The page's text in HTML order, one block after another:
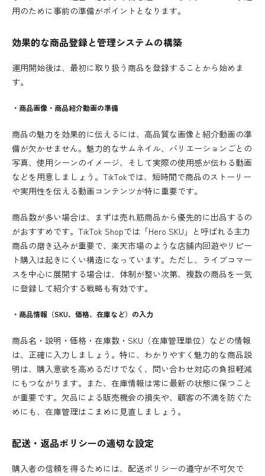
用のために事前の準備がポイントとなります。
効果的な商品登録と管理システムの構築
運用開始後は、最初に取り扱う商品を登録することから始めま
す。
・商品画像・商品紹介動画の準備
商品の魅力を効果的に伝えるには、高品質な画像と紹介動画の準
備が欠かせません。魅力的なサムネイル、バリエーションごとの
写真、使用シーンのイメージ、そして実際の使用感が伝わる動画
などを用意しましょう。TikTokでは、短時間で商品のストーリー
や実用性を伝える動画コンテンツが特に重要です。
商品数が多い場合は、まずは売れ筋商品から優先的に出品するの
がおすすめです。TikTok Shopでは「Hero SKU」と呼ばれる主力
商品の磨き込みが重要で、楽天市場のような店舗内回遊やリピー
ト購入は起きにくい構造になっています。ただし、ライブコマー
スを中心に展開する場合は、体制が整い次第、複数の商品を一気
に登録して紹介する戦略も有効です。
・商品情報（SKU、価格、在庫など）の入力
商品名・説明・価格・在庫数・SKU（在庫管理単位）などの情報
は、正確に入力しましょう。特に、わかりやすく魅力的な商品説
明は、購入意欲を高めるだけでなく、問い合わせ対応の負担軽減
にもつながります。また、在庫情報は常に最新の状態に保つこと
が重要です。欠品による販売機会の損失や、顧客の不満を防ぐた
めにも、在庫管理はこまめに見直しましょう。
配送・返品ポリシーの適切な設定
購入者の信頼を得るためには、配送ポリシーの遵守が不可欠で